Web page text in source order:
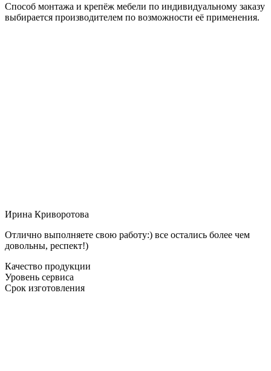
Способ монтажа и крепёж мебели по индивидуальному заказу
выбирается производителем по возможности её применения.
Ирина Криворотова
Отлично выполняете свою работу:) все остались более чем
довольны, респект!)
Качество продукции
Уровень сервиса
Срок изготовления